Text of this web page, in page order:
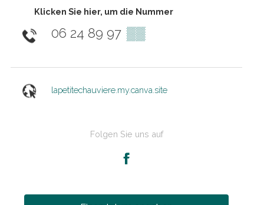
Klicken Sie hier, um die Nummer
06 24 89 97 ▒▒
lapetitechauviere.my.canva.site
Folgen Sie uns auf